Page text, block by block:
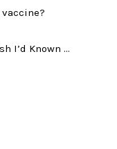
I’d Known …